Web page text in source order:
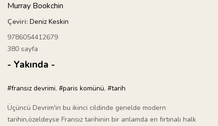
Murray Bookchin
Çeviri: Deniz Keskin
9786054412679
380 sayfa
- Yakında -
#fransız devrimi, #paris komünü, #tarih
Üçüncü Devrim'in bu ikinci cildinde genelde modern
tarihin,özeldeyse Fransız tarihinin bir anlamda en fırtınalı halk